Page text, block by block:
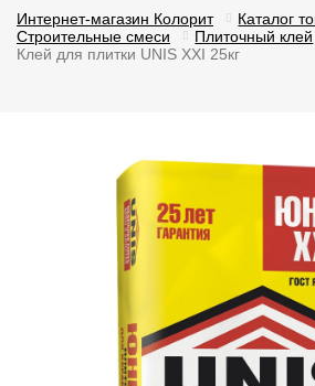
Интернет-магазин Колорит
Каталог
Строительные смеси
Плиточный клей
Клей для плитки UNIS XXI 25кг